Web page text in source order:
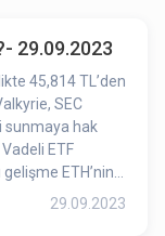
29.09.2023
45,814 TL’den
SEC
sunmaya hak
ETF
ETH’nin
29.09.2023